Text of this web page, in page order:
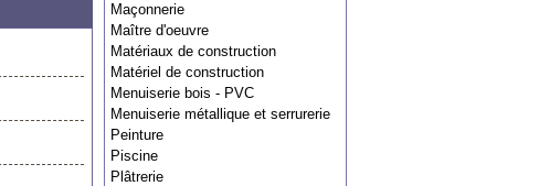
Maçonnerie
Maître d'oeuvre
Matériaux de construction
Matériel de construction
Menuiserie bois - PVC
Menuiserie métallique et serrurerie
Peinture
Piscine
Plâtrerie